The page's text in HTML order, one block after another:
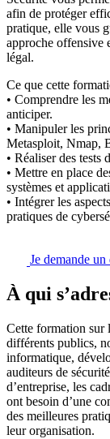
afin de protéger
pratique, elle vous
approche offensive
légal.
Ce que cette
• Comprendre les
anticiper.
• Manipuler les
Metasploit, Nmap,
• Réaliser des
• Mettre en place
systèmes et
• Intégrer les
pratiques de
Je demande un
À qui
Cette formation sur
différents publics,
informatique,
auditeurs de
d’entreprise, les
ont besoin d’une
des meilleures
leur organisation.